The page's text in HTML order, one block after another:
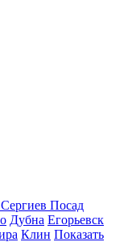
Посад
Дубна Егорьевск
Клин Показать